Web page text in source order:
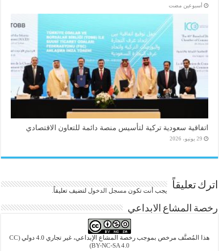
‏أسبوعين مضت
اتفاقية سعودية تركية لتأسيس منصة دائمة للتعاون الاقتصادي
29 يونيو، 2026
اترك تعليقاً يجب أنت تكون مسجل الدخول لتضيف تعليقاً.
رخصة المشاع الابداعي
هذا المُصنَّف مرخص بموجب رخصة المشاع الإبداعي، غير تجاري 4.0 دولي
(CC
BY-NC-SA 4.0)